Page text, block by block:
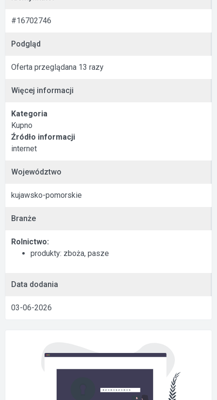
#16702746
Podgląd
Oferta przeglądana 13 razy
Więcej informacji
Kategoria
Kupno
Źródło informacji
internet
Województwo
kujawsko-pomorskie
Branże
Rolnictwo:
produkty: zboża, pasze
Data dodania
03-06-2026